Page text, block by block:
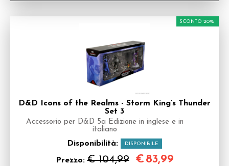
D&D Icons of the Realms - Storm King’s Thunder
Set 3
Accessorio per D&D 5a Edizione in inglese e in
italiano
Disponibilità: DISPONIBILE
Prezzo:€ 104,99
SCONTO 20%
€ 83,99